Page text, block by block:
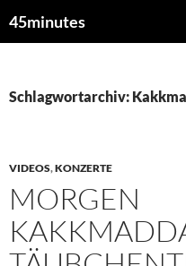
Inhalt
45minutes
Schlagwortarchiv:
VIDEOS,KONZERTE
MORGEN